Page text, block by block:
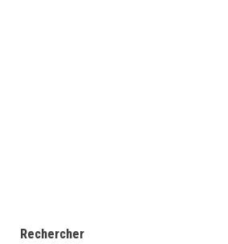
Rechercher